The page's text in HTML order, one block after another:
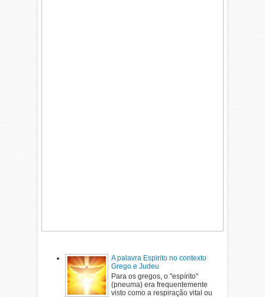
A palavra Espirito no contexto
Grego e Judeu
Para os gregos, o "espírito"
(pneuma) era frequentemente
visto como a respiração vital ou